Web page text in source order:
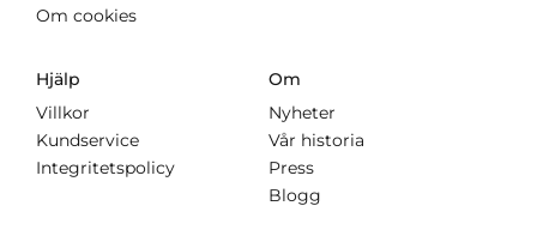
Om cookies
Hjälp
Villkor
Kundservice
Integritetspolicy
Om
Nyheter
Vår historia
Press
Blogg